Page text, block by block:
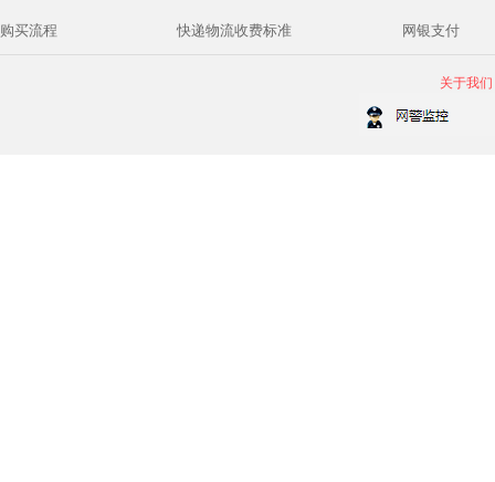
购买流程 快递物流收费标准 网银支付
关于我们